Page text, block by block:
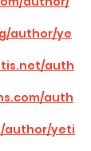
author/ye
auth
auth
author/yeti